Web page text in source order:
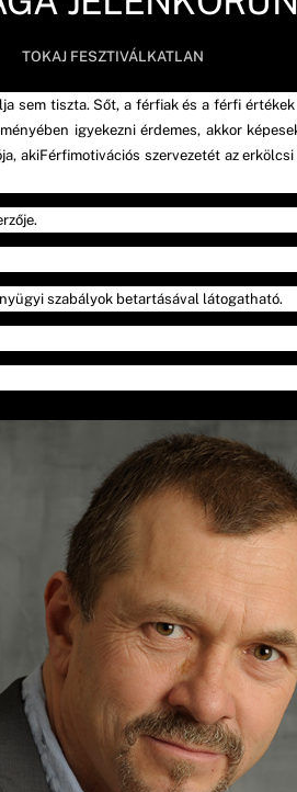
TOKAJ FESZTIVÁLKATLAN
sem tiszta. Sőt, a férfiak és a férfi
igyekezni érdemes, akkor
akiFérfimotivációs szervezetét az
szabályok betartásával látogatható.